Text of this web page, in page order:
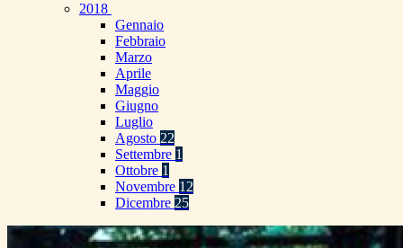
2018
Gennaio
Febbraio
Marzo
Aprile
Maggio
Giugno
Luglio
Agosto 22
Settembre 1
Ottobre 1
Novembre 12
Dicembre 25